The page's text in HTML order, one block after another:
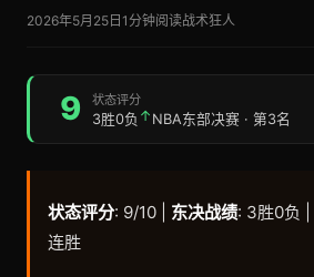
2026年5月25日 1分钟阅读战术狂人
9 状态评分
3胜0负 ↑ NBA东部决赛 · 第3名
状态评分: 9/10 | 东决战绩: 3胜0负 |
连胜